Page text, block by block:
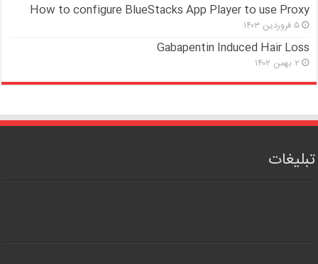
How to configure BlueStacks App Player to use Proxy
۵ فروردین ۱۴۰۳
Gabapentin Induced Hair Loss
۲ بهمن ۱۴۰۲
تبلیغات